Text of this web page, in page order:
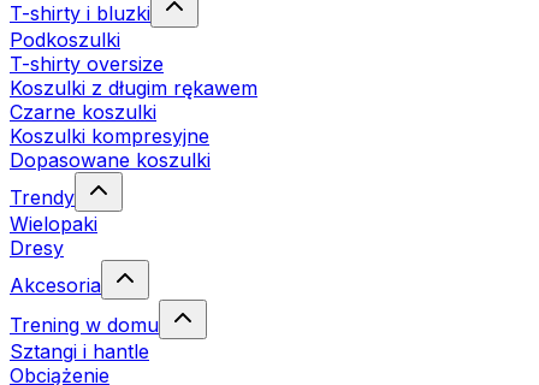
T-shirty i bluzki
Podkoszulki
T-shirty oversize
Koszulki z długim rękawem
Czarne koszulki
Koszulki kompresyjne
Dopasowane koszulki
Trendy
Wielopaki
Dresy
Akcesoria
Trening w domu
Sztangi i hantle
Obciążenie